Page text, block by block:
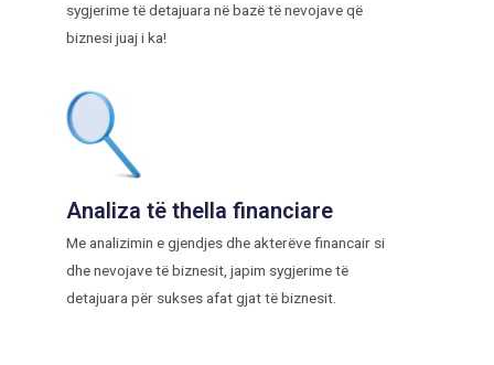
sygjerime të detajuara në bazë të nevojave që
biznesi juaj i ka!
Analiza të thella financiare
Me analizimin e gjendjes dhe akterëve financair si
dhe nevojave të biznesit, japim sygjerime të
detajuara për sukses afat gjat të biznesit.